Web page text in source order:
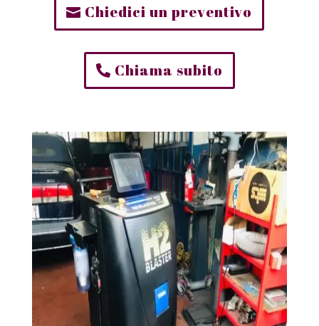
Chiedici un preventivo
Chiama subito